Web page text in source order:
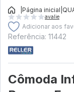
Página inicial
avalie
Adicionar aos
Referência: 11442
Cômoda